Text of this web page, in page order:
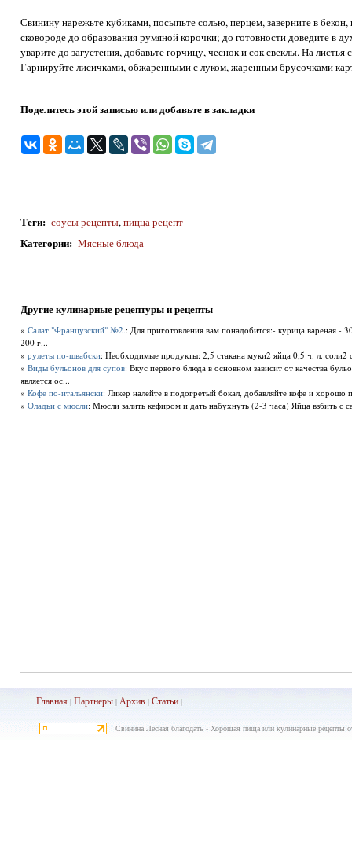
Свинину нарежьте кубиками, посыпьте солью, перцем, заверните в
сковороде до образования румяной корочки; до готовности доведите в
уварите до загустения, добавьте горчицу, чеснок и сок свеклы. На
Гарнируйте лисичками, обжаренными с луком, жаренным брусочками
Поделитесь этой записью или добавьте в закладки
Теги: соусы рецепты,пицца рецепт
Категории: Мясные блюда
Другие кулинарные рецептуры и рецепты
»Салат "Французский" №2. : Для приготовления вам понадобится:- курица вареная -
200 г...
»рулеты по-швабски: Необходимые продукты: 2,5 стакана муки2 яйца 0,5 ч. л.
»Виды бульонов для супов: Вкус первого блюда в основном зависит от качества
является ос...
»Кофе по-итальянски: Ликер налейте в подогретый бокал, добавляйте кофе и
»Оладьи с мюсли: Мюсли залить кефиром и дать набухнуть (2-3 часа) Яйца взбить
Главная |Партнеры |Архив |Статьи |
Свинина Лесная благодать - Хорошая пища или кулинарные рецепты